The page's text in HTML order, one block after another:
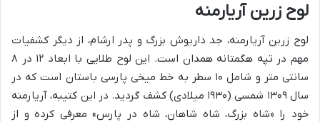
لوح زرین آریارمنه
لوح زرین آریارمنه، جد داریوش بزرگ و پدر ارشام، از دیگر کشفیات
مهم در تپه هگمتانه همدان است. این لوح طلایی با ابعاد ۱۲ در ۸
سانتی متر و شامل ۱۰ سطر به خط میخی پارسی باستان است که در
سال ۱۳۰۹ شمسی (۱۹۳۰ میلادی) کشف گردید. در این کتیبه، آریارمنه
خود را «شاه بزرگ، شاه شاهان، شاه در پارس» معرفی کرده و از